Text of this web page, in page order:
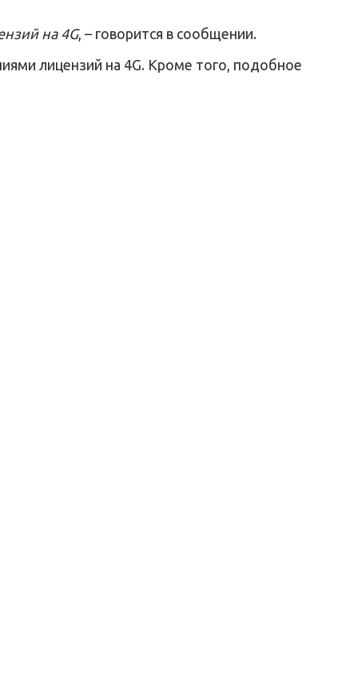
на 4G, – говорится в сообщении.
лицензий на 4G. Кроме того, подобное